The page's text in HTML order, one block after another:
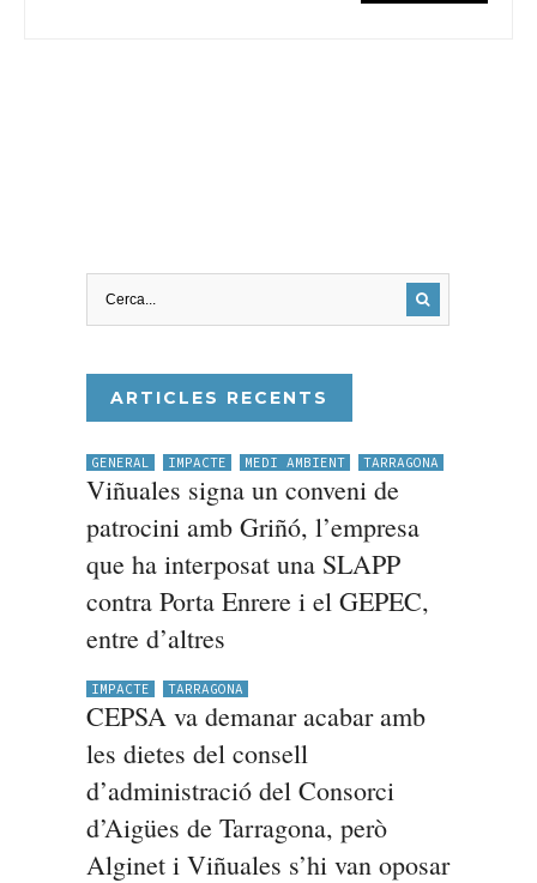
ARTICLES RECENTS
GENERAL IMPACTE MEDI AMBIENT TARRAGONA
Viñuales signa un conveni de
patrocini amb Griñó, l’empresa
que ha interposat una SLAPP
contra Porta Enrere i el GEPEC,
entre d’altres
IMPACTE TARRAGONA
CEPSA va demanar acabar amb
les dietes del consell
d’administració del Consorci
d’Aigües de Tarragona, però
Alginet i Viñuales s’hi van oposar